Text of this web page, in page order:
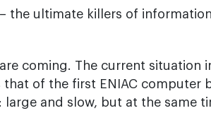
the ultimate killers of
coming. The current situation
that of the first ENIAC computer
and slow, but at the same